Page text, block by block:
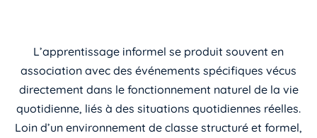
L’apprentissage informel se produit souvent en
association avec des événements spécifiques vécus
directement dans le fonctionnement naturel de la vie
quotidienne, liés à des situations quotidiennes réelles.
Loin d’un environnement de classe structuré et formel,